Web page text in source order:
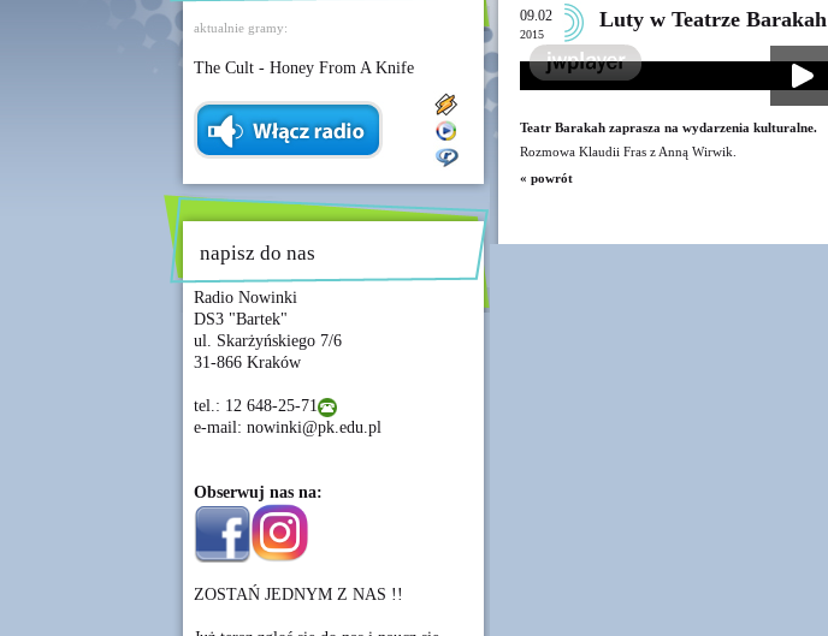
aktualnie gramy:
The Cult - Honey From A Knife
napisz do nas
Radio Nowinki
DS3 "Bartek"
ul. Skarżyńskiego 7/6
31-866 Kraków
tel.: 12 648-25-71
e-mail: nowinki@pk.edu.pl
Obserwuj nas na:
ZOSTAŃ JEDNYM Z NAS !!
09.02
2015
Luty w Teatrze Barakah
Teatr Barakah zaprasza na wydarzenia kulturalne.
Rozmowa Klaudii Fras z Anną Wirwik.
« powrót